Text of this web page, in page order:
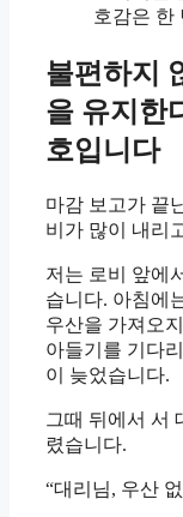
호감은 한
불편하지
을 유지한
호입니다
마감 보고가 끝
비가 많이 내리
저는 로비 앞에
습니다. 아침에
우산을 가져오
아들기를 기다
이 늦었습니다.
그때 뒤에서 서
렸습니다.
“대리님, 우산